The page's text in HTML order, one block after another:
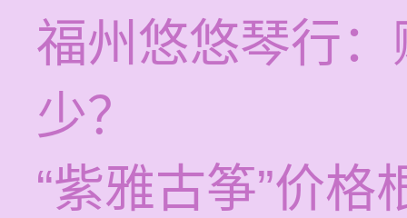
福州悠悠琴行
少？
“紫雅古筝”价